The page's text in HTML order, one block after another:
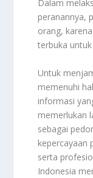
Dalam
peranannya,
orang,
terbuka
Untuk
memenuhi
informasi
memerlukan
sebagai
kepercayaan
serta
Indonesia